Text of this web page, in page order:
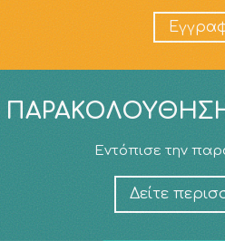
ΠΑΡΑΚΟΛΟΎΘΗΣΗ
Εντόπισε την
Δείτε